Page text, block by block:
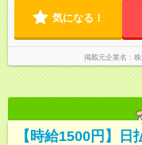
気になる！
掲載元企業名
【時給1500円】